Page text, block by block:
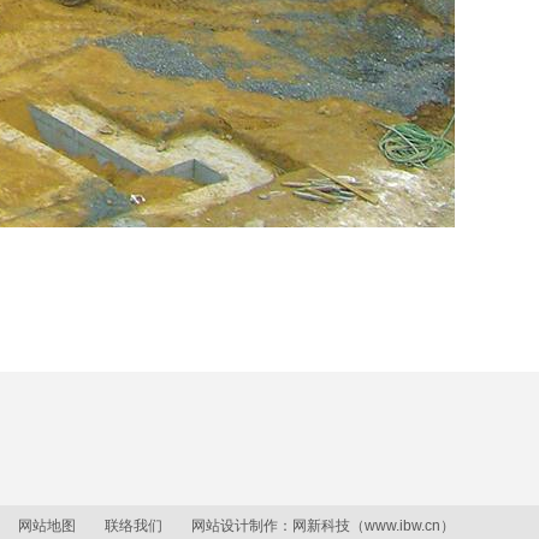
网站地图 联络我们 网站设计制作： 网新科技 （www.ibw.cn ）